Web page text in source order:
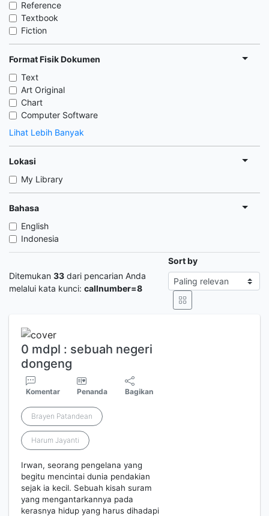
Reference
Textbook
Fiction
Format Fisik Dokumen
Text
Art Original
Chart
Computer Software
Lihat Lebih Banyak
Lokasi
My Library
Bahasa
English
Indonesia
Ditemukan 33 dari pencarian Anda
melalui kata kunci: callnumber=8
Sort by
0 mdpl : sebuah negeri
dongeng
Komentar Penanda Bagikan
Brayen Patandean
Harum Jayanti
Irwan, seorang pengelana yang
begitu mencintai dunia pendakian
sejak ia kecil. Sebuah kisah suram
yang mengantarkannya pada
kerasnya hidup yang harus dihadapi